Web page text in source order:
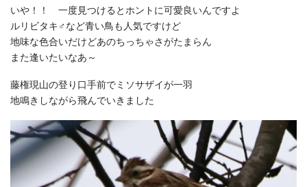
いや！！ 一度見つけるとホントに可愛良いんですよ
ルリビタキ♂など青い鳥も人気ですけど
地味な色合いだけどあのちっちゃさがたまらん
また逢いたいなあ～
藤権現山の登り口手前でミソサザイが一羽
地鳴きしながら飛んでいきました